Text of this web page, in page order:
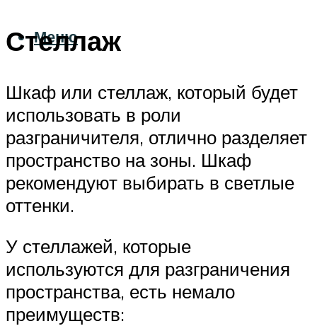
Меню
Стеллаж
Шкаф или стеллаж, который будет
использовать в роли
разграничителя, отлично разделяет
пространство на зоны. Шкаф
рекомендуют выбирать в светлые
оттенки.
У стеллажей, которые
используются для разграничения
пространства, есть немало
преимуществ: